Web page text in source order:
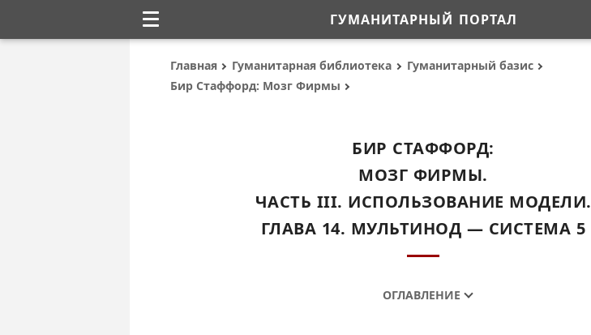
ГУМАНИТАРНЫЙ ПОРТАЛ
Главная Гуманитарная библиотека
Гуманитарный базис
Бир Стаффорд: Мозг Фирмы
БИР СТАФФОРД:
МОЗГ ФИРМЫ.
ЧАСТЬ III. ИСПОЛЬЗОВАНИЕ МОДЕЛИ.
ГЛАВА 14. МУЛЬТИНОД — СИСТЕМА 5
ОГЛАВЛЕНИЕ